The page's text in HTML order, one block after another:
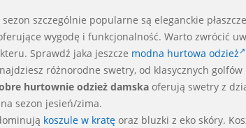
szczególnie popularne są eleganckie płaszcze
wygodę i funkcjonalność. Warto zwrócić
Sprawdź jaka jeszcze modna hurtowa odzież
różnorodne swetry, od klasycznych
hurtownie odzież damska oferują swetry z
sezon jesień/zima.
koszule w kratę oraz bluzki z eko skóry.